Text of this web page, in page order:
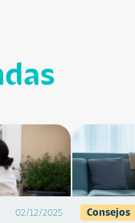
02/12/2025 Consejos